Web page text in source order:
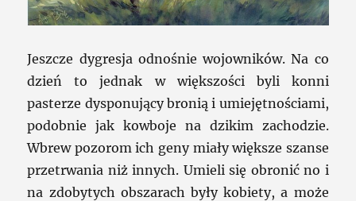
Jeszcze dygresja odnośnie wojowników. Na co
dzień to jednak w większości byli konni
pasterze dysponujący bronią i umiejętnościami,
podobnie jak kowboje na dzikim zachodzie.
Wbrew pozorom ich geny miały większe szanse
przetrwania niż innych. Umieli się obronić no i
na zdobytych obszarach były kobiety, a może